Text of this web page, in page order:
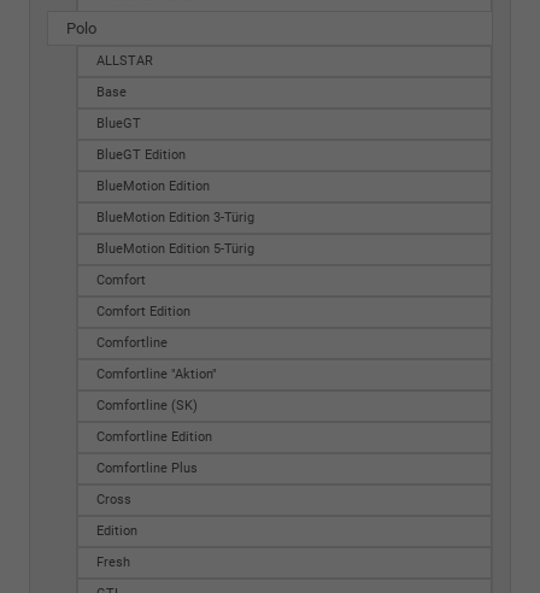
Polo
ALLSTAR
Base
BlueGT
BlueGT Edition
BlueMotion Edition
BlueMotion Edition 3-Türig
BlueMotion Edition 5-Türig
Comfort
Comfort Edition
Comfortline
Comfortline "Aktion"
Comfortline (SK)
Comfortline Edition
Comfortline Plus
Cross
Edition
Fresh